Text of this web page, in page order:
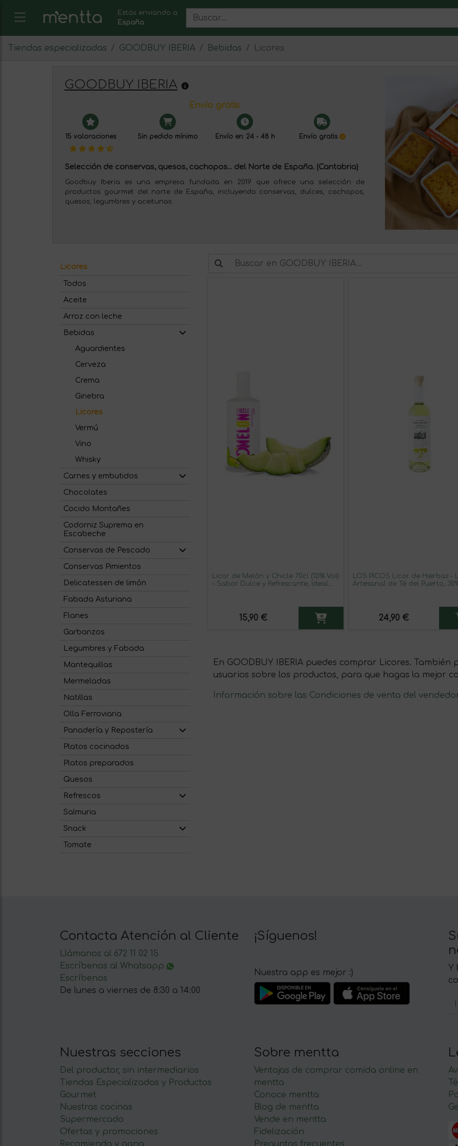
Estás enviando a:
España
Tiendas especializadas GOODBUY IBERIA Bebidas Licores
GOODBUY IBERIA
Envío gratis
15 valoraciones Sin pedido mínimo Envío en: 24 - 48 h Envío gratis
Selección de conservas, quesos, cachopos... del Norte de España. (Cantabria)
Goodbuy Iberia es una empresa fundada en 2019 que ofrece una selección de
productos gourmet del norte de España, incluyendo conservas, dulces, cachopos,
quesos, legumbres y aceitunas.
Licores
Todos
Aceite
Arroz con leche
Bebidas
Aguardientes
Cerveza
Crema
Ginebra
Licores
Vermú
Vino
Whisky
Carnes y embutidos
Chocolates
Cocido Montañes
Codorniz Suprema en
Escabeche
Conservas de Pescado
Conservas Pimientos
Delicatessen de limón
Fabada Asturiana
Flanes
Garbanzos
Legumbres y Fabada
Mantequillas
Mermeladas
Natillas
Olla Ferroviaria
Panadería y Repostería
Platos cocinados
Platos preparados
Quesos
Refrescos
Salmuria
Snack
Tomate
Licor de Melón y Chicle 70cl (15% Vol)
– Sabor Dulce y Refrescante, Ideal
15,90 €
LOS PICOS Licor de Hierbas -
Artesanal de Té del Puerto,
24,90 €
En GOODBUY IBERIA puedes comprar Licores.
usuarios sobre los productos, para que hagas la mejor
Información sobre las Condiciones de venta del
Contacta Atención al Cliente
Llámanos al 672 11 02 15
Escríbenos al Whatsapp
Escríbenos
De lunes a viernes de 8:30 a 14:00
¡Síguenos!
Nuestra app es mejor :)
Y
Nuestras secciones
Del productor, sin intermediarios
Tiendas Especializadas y Productos
Gourmet
Nuestras cocinas
Supermercado
Ofertas y promociones
Recomienda y gana
Sobre mentta
Ventajas de comprar comida online en
mentta
Conoce mentta
Blog de mentta
Vende en mentta
Fidelización
Preguntas frecuentes